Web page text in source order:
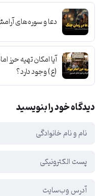
دعا و سوره‌های
آیا امکان تهیه حرز
(ع) وجود دارد؟
دیدگاه خود را بنویسید